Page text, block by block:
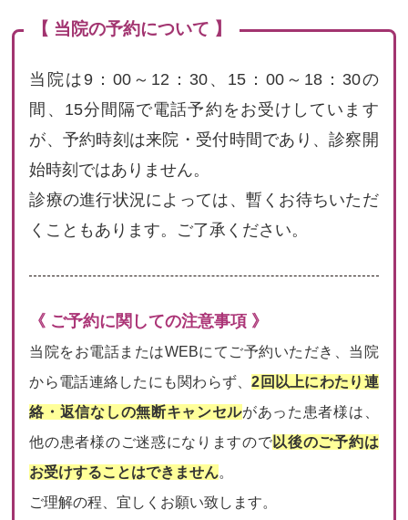
【 当院の予約について 】
当院は9：00～12：30、15：00～18：30の
間、15分間隔で電話予約をお受けしています
が、予約時刻は来院・受付時間であり、診察開
始時刻ではありません。
診療の進行状況によっては、暫くお待ちいただ
くこともあります。ご了承ください。
《 ご予約に関しての注意事項 》
当院をお電話またはWEBにてご予約いただき、当院
から電話連絡したにも関わらず、2回以上にわたり連
絡・返信なしの無断キャンセルがあった患者様は、
他の患者様のご迷惑になりますので以後のご予約は
お受けすることはできません。
ご理解の程、宜しくお願い致します。